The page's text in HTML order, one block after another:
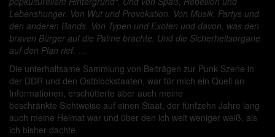
Lebenshunger. Von Wut und Provokation. Von Musik, Partys und
den anderen Bands. Von Typen und Exoten und davon, was den
braven Bürger auf die Palme brachte. Und die Sicherheitsorgane
auf den Plan rief. …
Die unterhaltsame Sammlung von Beiträgen zur Punk-Szene in
der DDR und den Ostblockstaaten, war für mich ein Quell an
Informationen, erschütterte aber auch meine
beschränkte Sichtweise auf einen Staat, der fünfzehn Jahre lang
auch meine Heimat war und über den ich weit weniger weiß, als
ich bisher dachte.